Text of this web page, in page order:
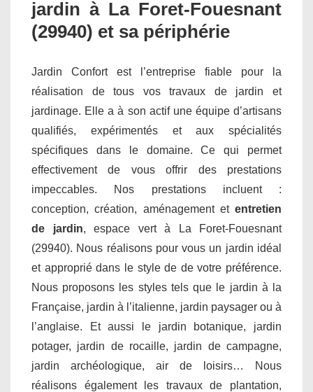
jardin à La Foret-Fouesnant
(29940) et sa périphérie
Jardin Confort est l’entreprise fiable pour la
réalisation de tous vos travaux de jardin et
jardinage. Elle a à son actif une équipe d’artisans
qualifiés, expérimentés et aux spécialités
spécifiques dans le domaine. Ce qui permet
effectivement de vous offrir des prestations
impeccables. Nos prestations incluent :
conception, création, aménagement et entretien
de jardin, espace vert à La Foret-Fouesnant
(29940). Nous réalisons pour vous un jardin idéal
et approprié dans le style de de votre préférence.
Nous proposons les styles tels que le jardin à la
Française, jardin à l’italienne, jardin paysager ou à
l’anglaise. Et aussi le jardin botanique, jardin
potager, jardin de rocaille, jardin de campagne,
jardin archéologique, air de loisirs… Nous
réalisons également les travaux de plantation,